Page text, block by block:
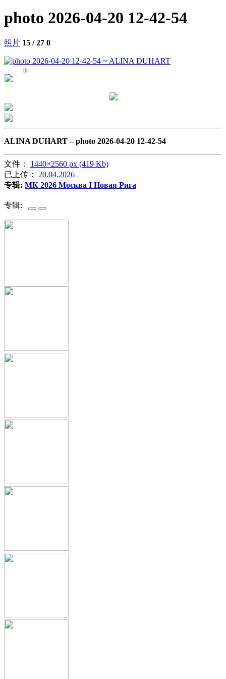
photo 2026-04-20 12-42-54
照片 15 / 27 0
0
ALINA DUHART –photo 2026-04-20 12-42-54
文件： 1440×2560 px (419 Kb)
已上传： 20.04.2026
专辑: МК 2026 Москва I Новая Рига
专辑: